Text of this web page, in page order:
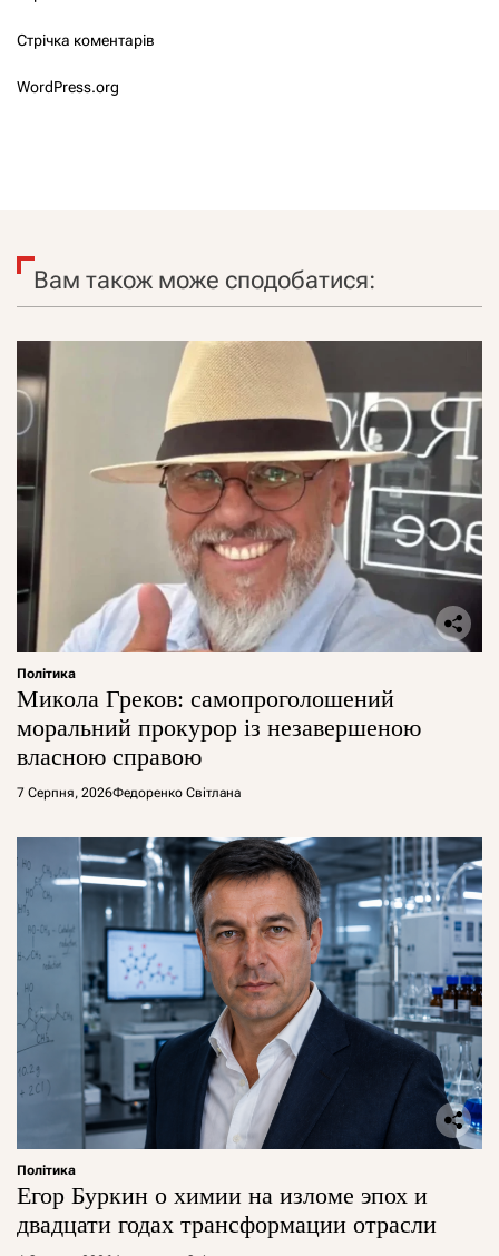
Стрічка коментарів
WordPress.org
Вам також може сподобатися:
Політика
Микола Греков: самопроголошений
моральний прокурор із незавершеною
власною справою
7 Серпня, 2026Федоренко Світлана
Політика
Егор Буркин о химии на изломе эпох и
двадцати годах трансформации отрасли